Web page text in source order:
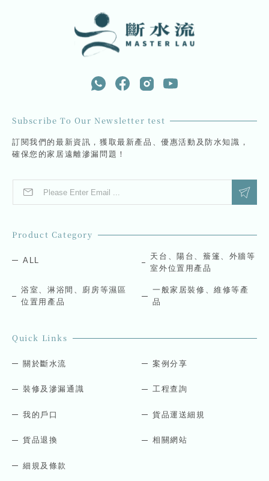
Subscribe To Our Newsletter test
訂閱我們的最新資訊，獲取最新產品、優惠活動及防水知識，
確保您的家居遠離滲漏問題！
a
l
*
a
lProduct Category
ALL
天台、陽台、簷篷、外牆等
室外位置用產品
浴室、淋浴間、廚房等濕區
位置用產品
一般家居裝修、維修等產
品
Quick Links
關於斷水流 案例分享
裝修及滲漏通識 工程查詢
我的戶口 貨品運送細規
貨品退換 相關網站
細規及條款